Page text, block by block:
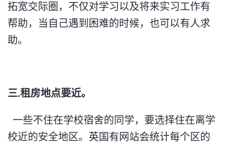
拓宽交际圈，不仅对学习以及将来实习工作有
帮助，当自己遇到困难的时候，也可以有人求
助。
三.租房地点要近。
一些不住在学校宿舍的同学，要选择住在离学
校近的安全地区。英国有网站会统计每个区的